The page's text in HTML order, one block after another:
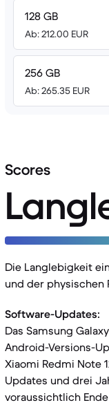
128 GB
Ab: 212.00 EUR
256 GB
Ab: 265.35 EUR
Scores
Die Langlebigkeit
und der physischen
Software-Updates:
Das Samsung
Android-Versions-
Xiaomi Redmi Note
Updates und drei
voraussichtlich